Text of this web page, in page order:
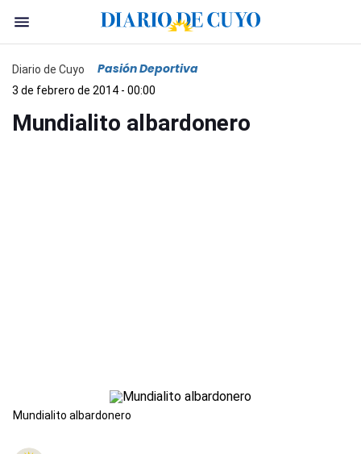
Diario de Cuyo Pasión Deportiva
3 de febrero de 2014 - 00:00
Mundialito albardonero
Mundialito albardonero